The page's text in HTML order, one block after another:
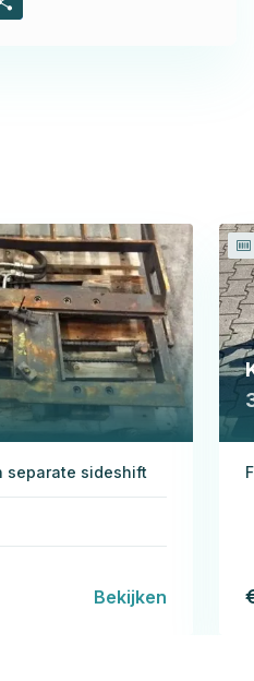
separate sideshift
Bekijken